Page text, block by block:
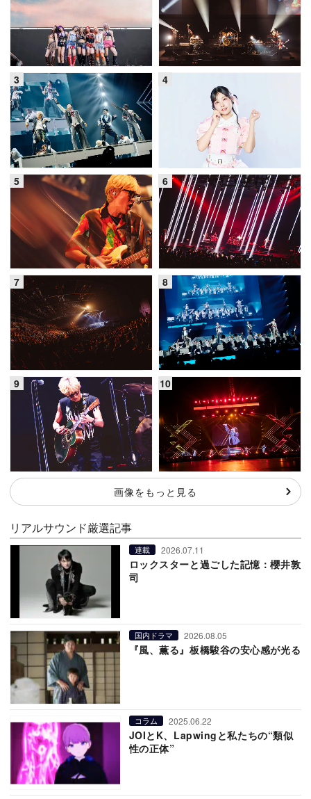
画像をもっと見る
リアルサウンド厳選記事
連載 2026.07.11
ロックスターと過ごした記憶：櫻井敦
司
国内ドラマ 2026.08.05
『風、薫る』板橋駿谷の安心感が光る
コラム 2025.06.22
JOIとK、Lapwingと私たちの“類似
性の正体”